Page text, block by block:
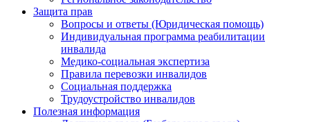
Защита прав
Вопросы и ответы (Юридическая помощь)
Индивидуальная программа реабилитации
инвалида
Медико-социальная экспертиза
Правила перевозки инвалидов
Социальная поддержка
Трудоустройство инвалидов
Полезная информация